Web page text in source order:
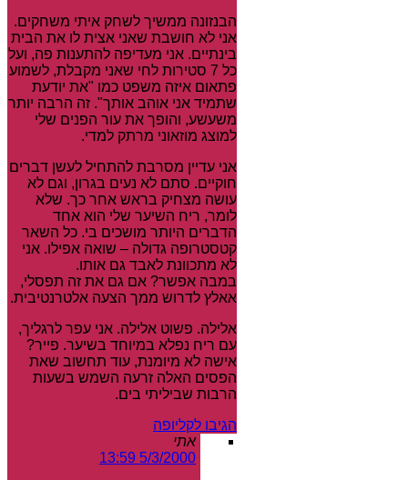
הבנזונה ממשיך לשחק איתי משחקים.
אני לא חושבת שאני אצית לו את הבית
בינתיים. אני מעדיפה להתענות פה, ועל
כל 7 סטירות לחי שאני מקבלת, לשמוע
פתאום איזה משפט כמו "את יודעת
שתמיד אני אוהב אותך". זה הרבה יותר
משעשע, והופך את עור הפנים שלי
למוצג מוזאוני מרתק למדי.
אני עדיין מסרבת להתחיל לעשן דברים
חוקיים. סתם לא נעים בגרון, וגם לא
עושה מצחיק בראש אחר כך. שלא
לומר, ריח השיער שלי הוא אחד
הדברים היותר מושכים בי. כל השאר
קטסטרופה גדולה – שואה אפילו. אני
לא מתכוונת לאבד גם אותו.
במבה אפשר? אם גם את זה תפסלי,
אאלץ לדרוש ממך הצעה אלטרנטיבית.
אלילה. פשוט אלילה. אני עפר לרגליך,
עם ריח נפלא במיוחד בשיער. פייר?
אישה לא מיומנת, עוד תחשוב שאת
הפסים האלה זרעה השמש בשעות
הרבות שביליתי בים.
הגיבו לקליופה
אתי
5/3/2000 13:59